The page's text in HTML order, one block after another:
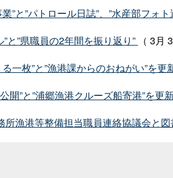
と”パトロール日誌”、”水産部フォト
と”県職員の2年間を振り返り”
（ 3月
一枚”と”漁港課からのおねがい”を更
”と”浦郷漁港クルーズ船寄港”を更
漁港等整備担当職員連絡協議会と図